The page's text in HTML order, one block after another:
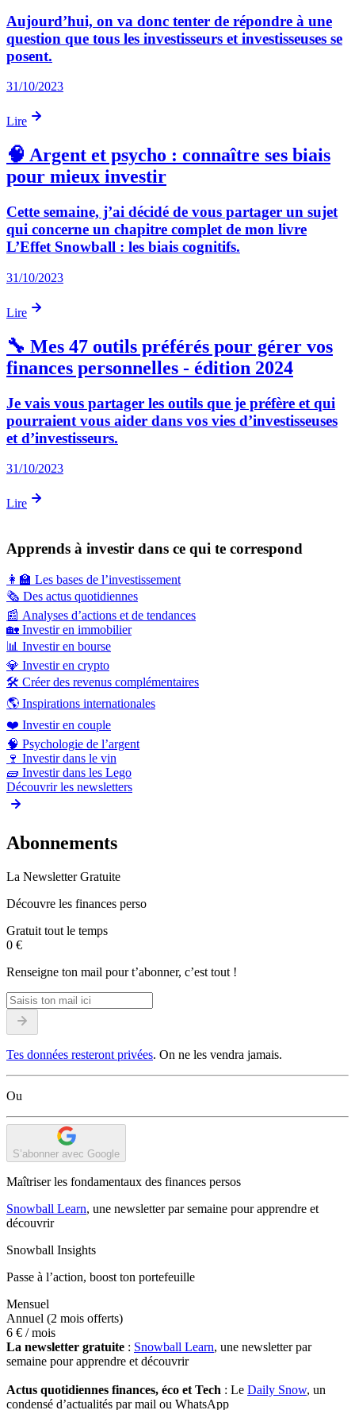
Aujourd’hui, on va donc tenter de répondre à une
question que tous les investisseurs et investisseuses se
posent.
31/10/2023
Lire
🧠 Argent et psycho : connaître ses biais
pour mieux investir
Cette semaine, j’ai décidé de vous partager un sujet
qui concerne un chapitre complet de mon livre
L’Effet Snowball : les biais cognitifs.
31/10/2023
Lire
🔧 Mes 47 outils préférés pour gérer vos
finances personnelles - édition 2024
Je vais vous partager les outils que je préfère et qui
pourraient vous aider dans vos vies d’investisseuses
et d’investisseurs.
31/10/2023
Lire
Apprends à investir dans ce qui te correspond
👩‍🏫 Les bases de l’investissement
🗞️ Des actus quotidiennes
📰 Analyses d’actions et de tendances
🏡 Investir en immobilier
📊 Investir en bourse
💎 Investir en crypto
🛠️ Créer des revenus complémentaires
🌎 Inspirations internationales
❤️ Investir en couple
🧠 Psychologie de l’argent
🍷 Investir dans le vin
🧱 Investir dans les Lego
Découvrir les newsletters
Abonnements
La Newsletter Gratuite
Découvre les finances perso
Gratuit tout le temps
0 €
Renseigne ton mail pour t’abonner, c’est tout !
Tes données resteront privées. On ne les vendra jamais.
Ou
S’abonner avec Google
Maîtriser les fondamentaux des finances persos
Snowball Learn, une newsletter par semaine pour apprendre et
découvrir
Snowball Insights
Passe à l’action, boost ton portefeuille
Mensuel
Annuel (2 mois offerts)
6 € / mois
La newsletter gratuite : Snowball Learn, une newsletter par
semaine pour apprendre et découvrir
Actus quotidiennes finances, éco et Tech : Le Daily Snow, un
condensé d’actualités par mail ou WhatsApp